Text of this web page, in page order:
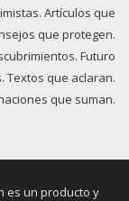
Artículos que
que protegen.
Futuro
Textos que aclaran.
que suman.
es un producto y